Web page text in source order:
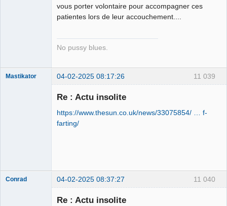
vous porter volontaire pour accompagner ces
patientes lors de leur accouchement....
No pussy blues.
11 039
Mastikator 04-02-2025 08:17:26
Re : Actu insolite
https://www.thesun.co.uk/news/33075854/ … f-
farting/
11 040
Conrad 04-02-2025 08:37:27
Re : Actu insolite